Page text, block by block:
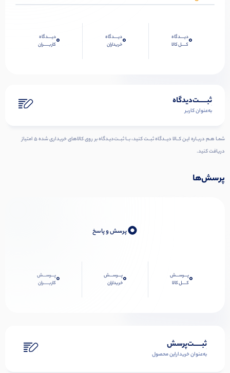
0دیــــدگاه
کــــل کالا
0دیــــدگاه
خریداران
0دیــــدگاه
کاربـــــران
ثبـــــت‌دیدگاه
به‌عنوان کاربر
شمـا هـم دربـاره ایـن کــالا دیــدگاه ثبــت کنید، بــا ثبــت‌دیـدگاه بر روی کالاهای خریداری شده ۵ امتیاز
دریافت کنید.
پرسش‌ها
0پرسش و پاسخ
0پـــرســـش
کــــل کالا
0پـــرســـش
خریداران
0پـــرســـش
کاربـــــران
ثبـــــت‌پرسش
به‌عنوان ‌خریدار‌این‌ محصول